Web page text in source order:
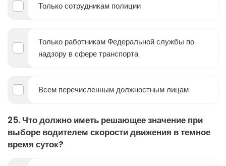
Только сотрудникам полиции
Только работникам Федеральной службы по
надзору в сфере транспорта
Всем перечисленным должностным лицам
25. Что должно иметь решающее значение при
выборе водителем скорости движения в темное
время суток?